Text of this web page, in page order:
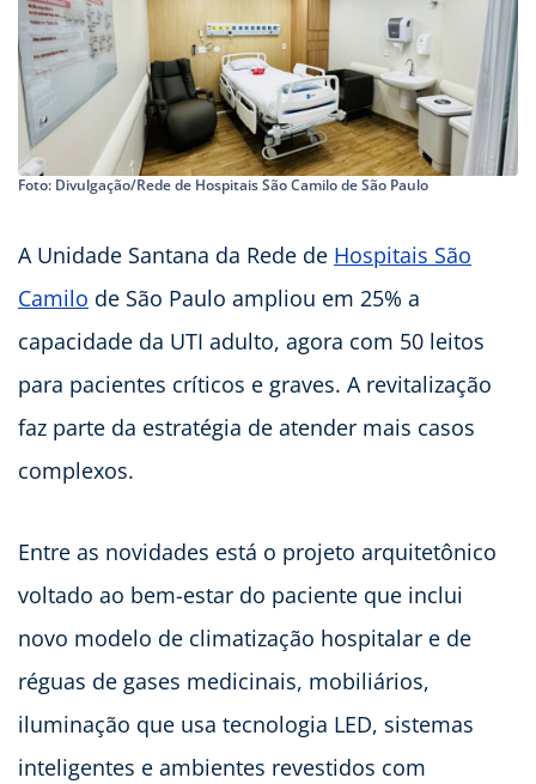
Foto: Divulgação/Rede de Hospitais São Camilo de São Paulo
A Unidade Santana da Rede de Hospitais São
Camilo de São Paulo ampliou em 25% a
capacidade da UTI adulto, agora com 50 leitos
para pacientes críticos e graves. A revitalização
faz parte da estratégia de atender mais casos
complexos.
Entre as novidades está o projeto arquitetônico
voltado ao bem-estar do paciente que inclui
novo modelo de climatização hospitalar e de
réguas de gases medicinais, mobiliários,
iluminação que usa tecnologia LED, sistemas
inteligentes e ambientes revestidos com